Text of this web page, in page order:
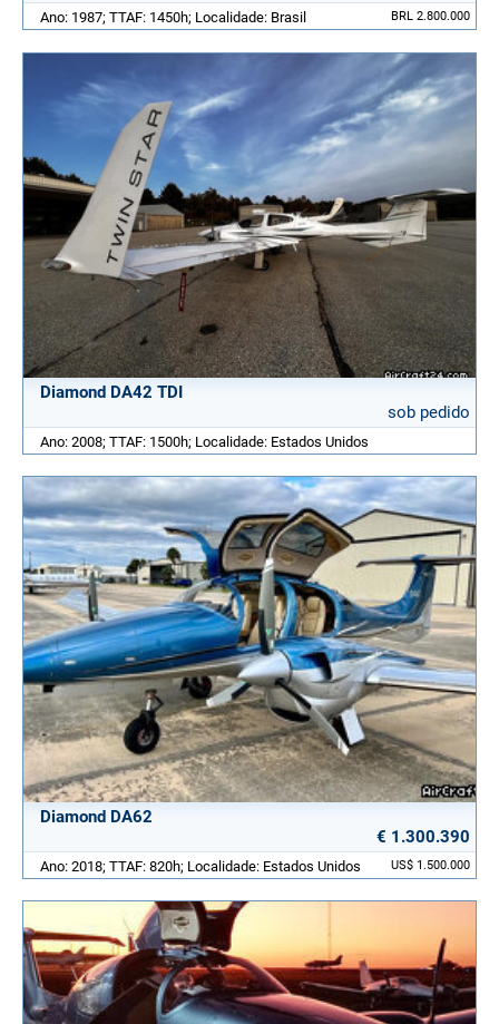
BRL 2.800.000
Ano: 1987; TTAF: 1450h; Localidade: Brasil
Diamond DA42 TDI
sob pedido
Ano: 2008; TTAF: 1500h; Localidade: Estados Unidos
Diamond DA62
€ 1.300.390
US$ 1.500.000
Ano: 2018; TTAF: 820h; Localidade: Estados Unidos